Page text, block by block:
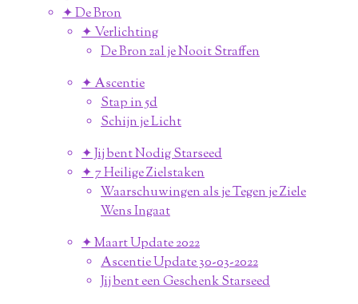
✦ De Bron
✦ Verlichting
De Bron zal je Nooit Straffen
✦ Ascentie
Stap in 5d
Schijn je Licht
✦ Jij bent Nodig Starseed
✦ 7 Heilige Zielstaken
Waarschuwingen als je Tegen je Ziele
Wens Ingaat
✦ Maart Update 2022
Ascentie Update 30-03-2022
Jij bent een Geschenk Starseed